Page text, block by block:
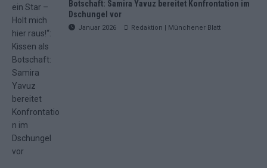
Botschaft: Samira Yavuz bereitet Konfrontation im
Dschungel vor
Januar 2026 Redaktion | Münchener Blatt